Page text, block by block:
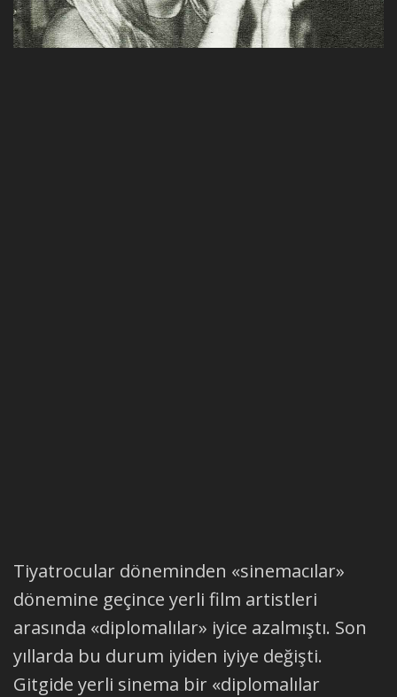
Tiyatrocular döneminden «sinemacılar»
dönemine geçince yerli film artistleri
arasında «diplomalılar» iyice azalmıştı. Son
yıllarda bu durum iyiden iyiye değişti.
Gitgide yerli sinema bir «diplomalılar